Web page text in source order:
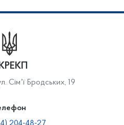
Сімʼї Бродських, 19